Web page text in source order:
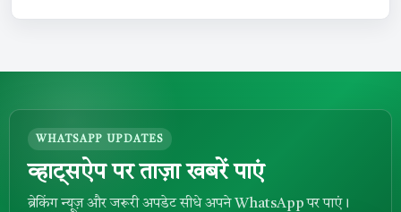
WHATSAPP UPDATES
व्हाट्सऐप पर ताज़ा खबरें पाएं
ब्रेकिंग न्यूज़ और जरूरी अपडेट सीधे अपने WhatsApp पर पाएं।